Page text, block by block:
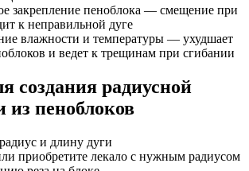
закрепление пеноблока — смещение при
к неправильной дуге
влажности и температуры — ухудшает
и ведет к трещинам при сгибании
создания радиусной
из пеноблоков
и длину дуги
приобретите лекало с нужным радиусом